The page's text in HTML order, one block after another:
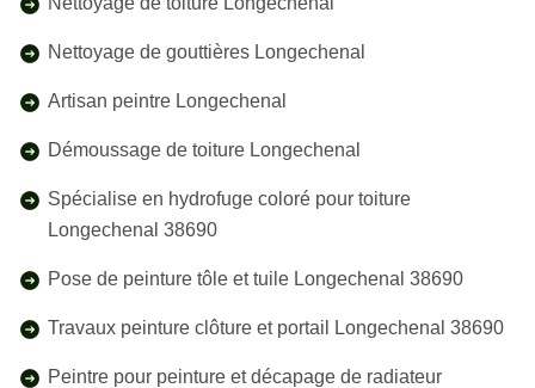
Nettoyage de gouttières Longechenal
Artisan peintre Longechenal
Démoussage de toiture Longechenal
Spécialise en hydrofuge coloré pour toiture
Longechenal 38690
Pose de peinture tôle et tuile Longechenal 38690
Travaux peinture clôture et portail Longechenal 38690
Peintre pour peinture et décapage de radiateur